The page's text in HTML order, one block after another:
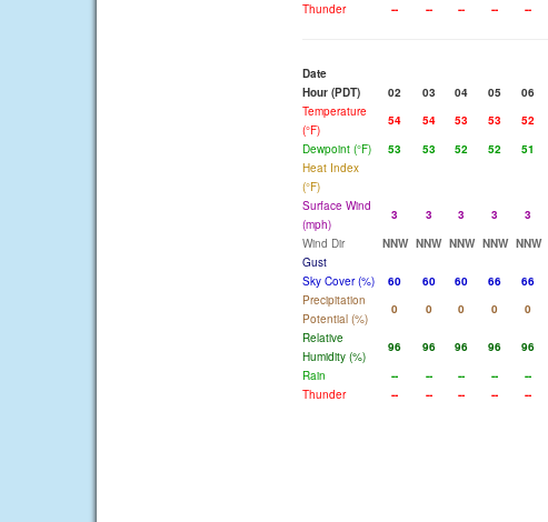
Thunder
-- -- -- -- --
Date
Hour (PDT)
02 03 04 05 06
Temperature
(°F)
54 54 53 53 52
Dewpoint (°F)
53 53 52 52 51
Heat Index
(°F)
Surface Wind
(mph)
3 3 3 3 3
Wind Dir
NNW NNW NNW NNW NNW
Gust
Sky Cover (%)
60 60 60 66 66
Precipitation
Potential (%)
0 0 0 0 0
Relative
Humidity (%)
96 96 96 96 96
Rain
-- -- -- -- --
Thunder
-- -- -- -- --